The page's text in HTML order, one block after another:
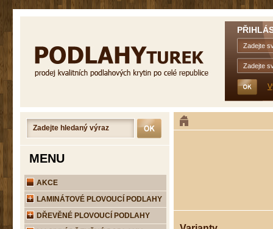
MENU
AKCE
LAMINÁTOVÉ PLOVOUCÍ PODLAHY
DŘEVĚNÉ PLOVOUCÍ PODLAHY